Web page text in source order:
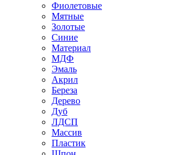
Фиолетовые
Мятные
Золотые
Синие
Материал
МДФ
Эмаль
Акрил
Береза
Дерево
Дуб
ЛДСП
Массив
Пластик